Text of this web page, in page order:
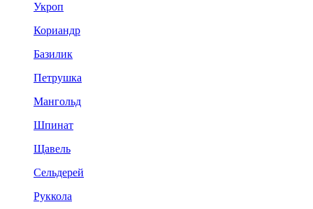
Укроп
Кориандр
Базилик
Петрушка
Мангольд
Шпинат
Щавель
Сельдерей
Руккола